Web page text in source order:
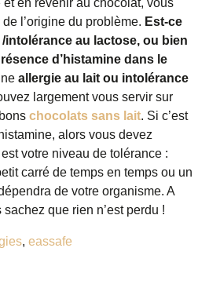
l’origine du problème. Est-ce
intolérance au lactose, ou bien
d’histamine dans le
allergie au lait ou intolérance
largement vous servir sur
chocolats sans lait. Si c’est
alors vous devez
votre niveau de tolérance :
carré de temps en temps ou un
de votre organisme. A
que rien n’est perdu !
, eassafe